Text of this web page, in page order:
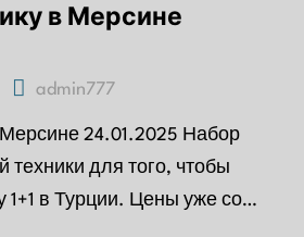
в Мерсине
admin777
24.01.2025 Набор
техники для того, чтобы
1+1 в Турции. Цены уже со